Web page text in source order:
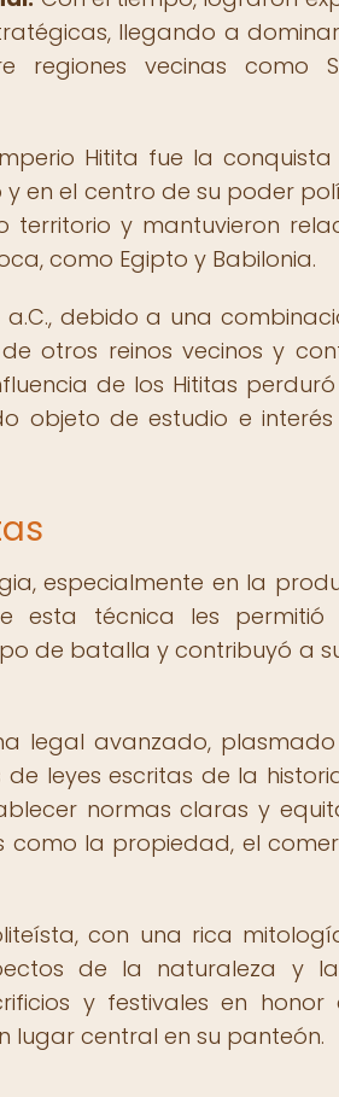
llegando a
regiones vecinas como
Hitita fue la
en el centro de su poder
territorio y mantuvieron
como Egipto y Babilonia.
debido a una
otros reinos vecinos y
de los Hititas
objeto de estudio e
especialmente en la
esta técnica les permitió
de batalla y contribuyó a
legal avanzado,
leyes escritas de la
normas claras y
la propiedad, el
con una rica
de la naturaleza y
y festivales en honor
lugar central en su panteón.